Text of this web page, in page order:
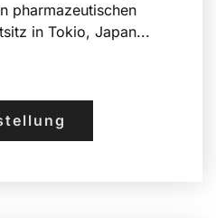
pharmazeutischen
in Tokio, Japan...